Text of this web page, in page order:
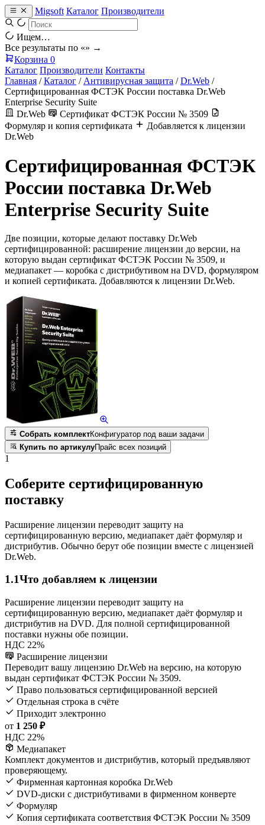
Migsoft Каталог Производители
Ищем…
Все результаты по «» →
Корзина 0
Каталог Производители Контакты
Главная / Каталог / Антивирусная защита / Dr.Web /
Сертифицированная ФСТЭК России поставка Dr.Web
Enterprise Security Suite
Dr.Web
Сертификат ФСТЭК России № 3509
Формуляр и копия сертификата
Добавляется к лицензии
Dr.Web
Сертифицированная ФСТЭК
России поставка Dr.Web
Enterprise Security Suite
Две позиции, которые делают поставку Dr.Web
сертифицированной: расширение лицензии до версии, на
которую выдан сертификат ФСТЭК России № 3509, и
медиапакет — коробка с дистрибутивом на DVD, формуляром
и копией сертификата. Добавляются к лицензии Dr.Web.
Собрать комплектКонфигуратор под ваши задачи
Купить по артикулуПрайс всех позиций
1
Соберите сертифицированную
поставку
Расширение лицензии переводит защиту на
сертифицированную версию, медиапакет даёт формуляр и
дистрибутив. Обычно берут обе позиции вместе с лицензией
Dr.Web.
1.1Что добавляем к лицензии
Расширение лицензии переводит защиту на
сертифицированную версию, медиапакет даёт формуляр и
дистрибутив на DVD. Для полной сертифицированной
поставки нужны обе позиции.
НДС 22%
Расширение лицензии
Переводит вашу лицензию Dr.Web на версию, на которую
выдан сертификат ФСТЭК России № 3509.
Право пользоваться сертифицированной версией
Отдельная строка в счёте
Приходит электронно
от 1 250 ₽
НДС 22%
Медиапакет
Комплект документов и дистрибутив, который предъявляют
проверяющему.
Фирменная картонная коробка Dr.Web
DVD-диски с дистрибутивами в фирменном конверте
Формуляр
Копия сертификата соответствия ФСТЭК России № 3509